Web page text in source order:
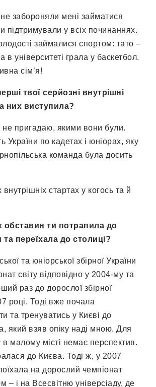
забороняли мені займатися
підтримували у всіх починаннях.
займалися спортом: тато –
університеті грала у баскетбол.
сім’я!
твої серйозні внутрішні
них виступила?
пригадаю, якими вони були.
України по кадетах і юніорах, яку
команда була досить
внутрішніх стартах у когось та й
обставин ти потрапила до
та переїхала до столиці?
та юніорської збірної України
світу відповідно у 2004-му та
раз до дорослої збірної
році. Тоді вже почала
та тренуватись у Києві до
який взяв опіку наді мною. Для
в малому місті немає перспектив.
до Києва. Тоді ж, у 2007
на дорослий чемпіонат
– і на Всесвітню універсіаду, де